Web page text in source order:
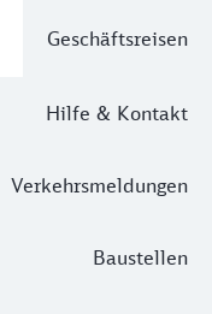
Geschäftsreisen
Hilfe & Kontakt
Verkehrsmeldungen
Baustellen